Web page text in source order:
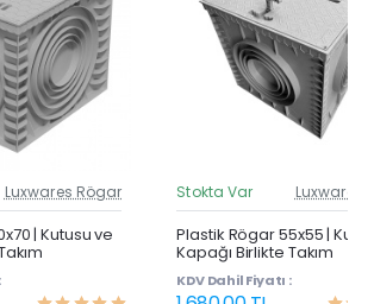
Güncel Fiyat
Yeni Ürün
Luxwares Rögar
| Kutusu ve
Stokta Var Luxwares
Plastik Rögar 55x55 |
Kapağı Birlikte Takım
KDV Dahil Fiyatı :